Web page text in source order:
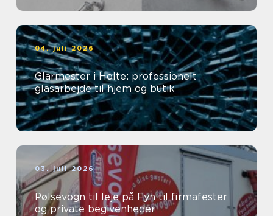
04. juli 2026
Glarmester i Holte: professionelt
glasarbejde til hjem og butik
03. juli 2026
Pølsevogn til leje på Fyn til firmafester
og private begivenheder